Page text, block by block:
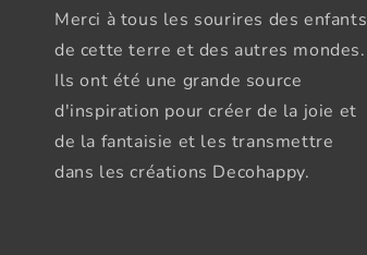
Merci à tous les sourires des enfants
de cette terre et des autres mondes.
Ils ont été une grande source
d'inspiration pour créer de la joie et
de la fantaisie et les transmettre
dans les créations Decohappy.